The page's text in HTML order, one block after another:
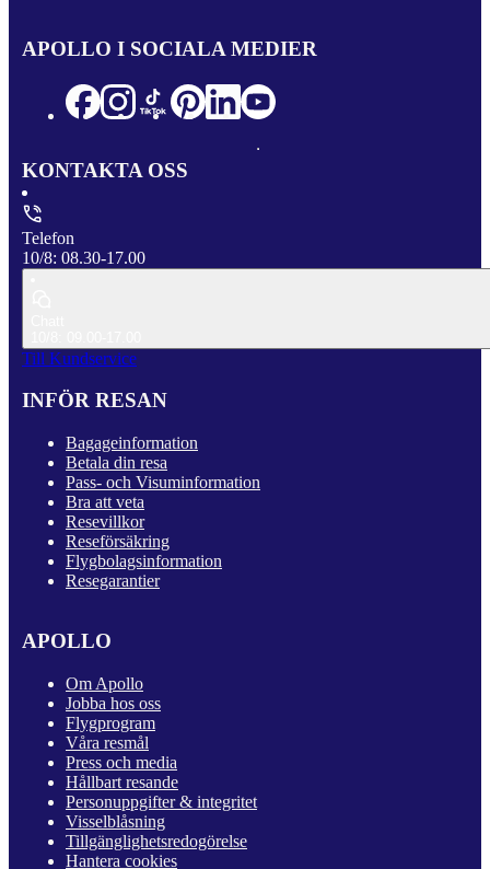
APOLLO I SOCIALA MEDIER
KONTAKTA OSS
Telefon
10/8: 08.30-17.00
Till Kundservice
INFÖR RESAN
Bagageinformation
Betala din resa
Pass- och Visuminformation
Bra att veta
Resevillkor
Reseförsäkring
Flygbolagsinformation
Resegarantier
APOLLO
Om Apollo
Jobba hos oss
Flygprogram
Våra resmål
Press och media
Hållbart resande
Personuppgifter & integritet
Visselblåsning
Tillgänglighetsredogörelse
Hantera cookies